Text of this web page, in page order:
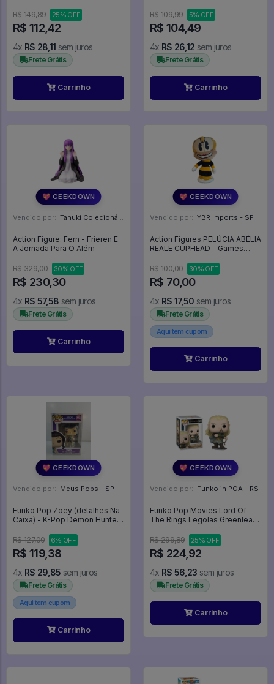
Horror Terror - Marvel
R$ 149,89 25% OFF
R$ 112,42
4x R$ 28,11 sem juros
Frete Grátis
Carrinho
R$ 109,99
5% OFF
R$ 104,49
4x R$ 26,12 sem juros
Frete Grátis
Carrinho
💖 GEEKDOWN
Vendido por: Tanuki Colecionáveis - SP
Action Figure: Fern - Frieren E
A Jornada Para O Além
R$ 329,00 30% OFF
R$ 230,30
4x R$ 57,58 sem juros
Frete Grátis
Carrinho
💖 GEEKDOWN
Vendido por: YBR Imports - SP
Action Figures PELÚCIA ABÉLIA
REALE CUPHEAD - Games
R$ 100,00
30% OFF
R$ 70,00
4x R$ 17,50 sem juros
Frete Grátis
Aqui tem cupom
Carrinho
💖 GEEKDOWN
Vendido por: Meus Pops - SP
Funko Pop Zoey (detalhes Na
Caixa) - K-Pop Demon Hunters
R$ 127,00
6% OFF
R$ 119,38
4x R$ 29,85 sem juros
Frete Grátis
Aqui tem cupom
Carrinho
💖 GEEKDOWN
Vendido por: Funko in POA - RS
Funko Pop Movies Lord Of
The Rings Legolas Greenleaf -
Movies #1577
R$ 299,89 25% OFF
R$ 224,92
4x R$ 56,23 sem juros
Frete Grátis
Carrinho